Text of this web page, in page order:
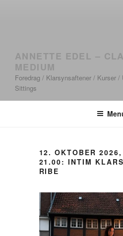
ANNETTE EDEL –
MEDIUM
Foredrag / Klarsynsaftener / Kurser /
Sittings
12. OKTOBER
21.00: INTIM
RIBE